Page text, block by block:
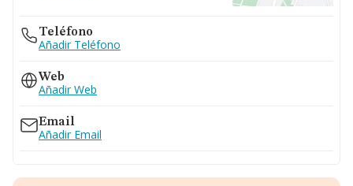
Teléfono
Añadir Teléfono
Web
Añadir Web
Email
Añadir Email